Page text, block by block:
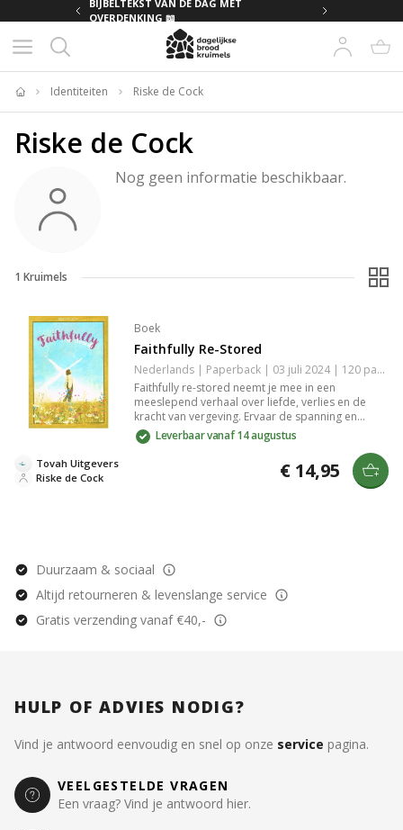
BIJBELTEKST VAN DE DAG MET
OVERDENKING 📖
Home
Identiteiten Riske de Cock
Riske de Cock
Nog geen informatie beschikbaar.
1 Kruimels
Boek
Faithfully Re-Stored
Nederlands | Paperback | 03 juli 2024 | 120 pagina's | 9789083441603
Faithfully re-stored neemt je mee in een
meeslepend verhaal over liefde, verlies en de
kracht van vergeving. Ervaar de spanning en
emotionele diepgang terwijl personages hun weg
vinden naar verzoening en hoop. Een prachtig
menselijke geest en haar veerkracht.
Leverbaar vanaf 14 augustus
Riske de Cock
Tovah Uitgevers € 14,95
Duurzaam & sociaal
Altijd retourneren & levenslange service
Gratis verzending vanaf €40,-
HULP OF ADVIES NODIG?
Vind je antwoord eenvoudig en snel op onze service pagina.
VEELGESTELDE VRAGEN
Een vraag? Vind je antwoord hier.